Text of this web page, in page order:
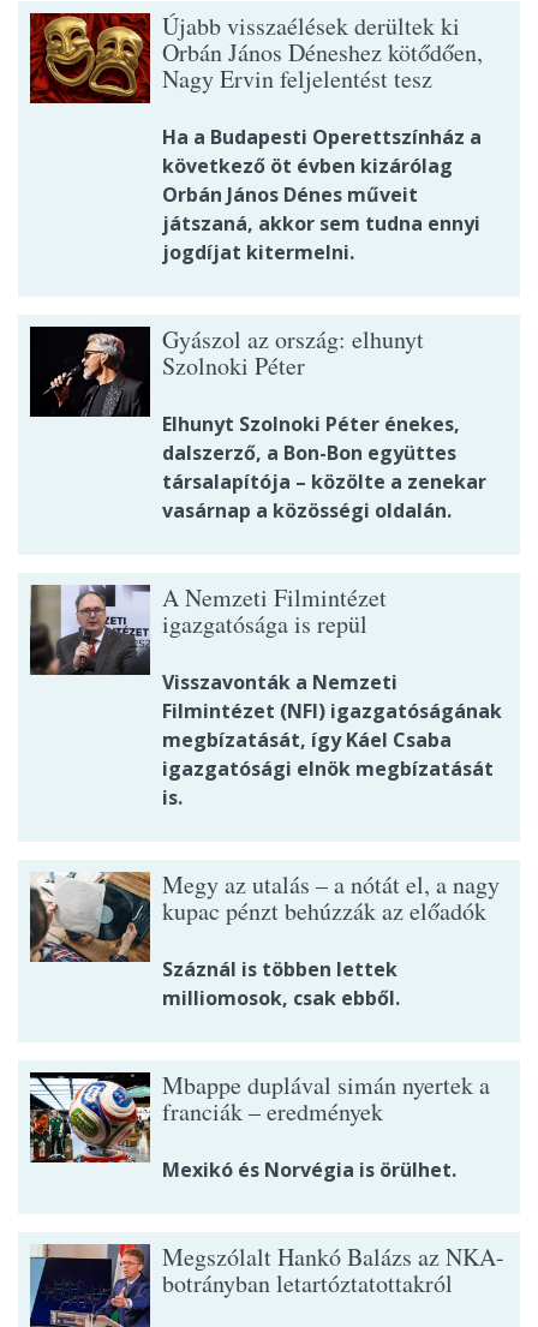
Újabb visszaélések derültek ki
Orbán János Déneshez kötődően,
Nagy Ervin feljelentést tesz
Ha a Budapesti Operettszínház a
következő öt évben kizárólag
Orbán János Dénes műveit
játszaná, akkor sem tudna ennyi
jogdíjat kitermelni.
Gyászol az ország: elhunyt
Szolnoki Péter
Elhunyt Szolnoki Péter énekes,
dalszerző, a Bon-Bon együttes
társalapítója – közölte a zenekar
vasárnap a közösségi oldalán.
A Nemzeti Filmintézet
igazgatósága is repül
Visszavonták a Nemzeti
Filmintézet (NFI) igazgatóságának
megbízatását, így Káel Csaba
igazgatósági elnök megbízatását
is.
Megy az utalás – a nótát el, a nagy
kupac pénzt behúzzák az előadók
Száznál is többen lettek
milliomosok, csak ebből.
Mbappe duplával simán nyertek a
franciák – eredmények
Mexikó és Norvégia is örülhet.
Megszólalt Hankó Balázs az NKA-
botrányban letartóztatottakról